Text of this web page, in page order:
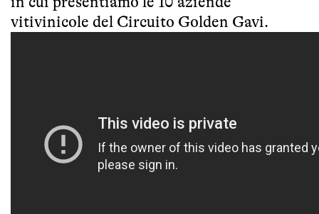
vitivinicole del Circuito Golden Gavi.